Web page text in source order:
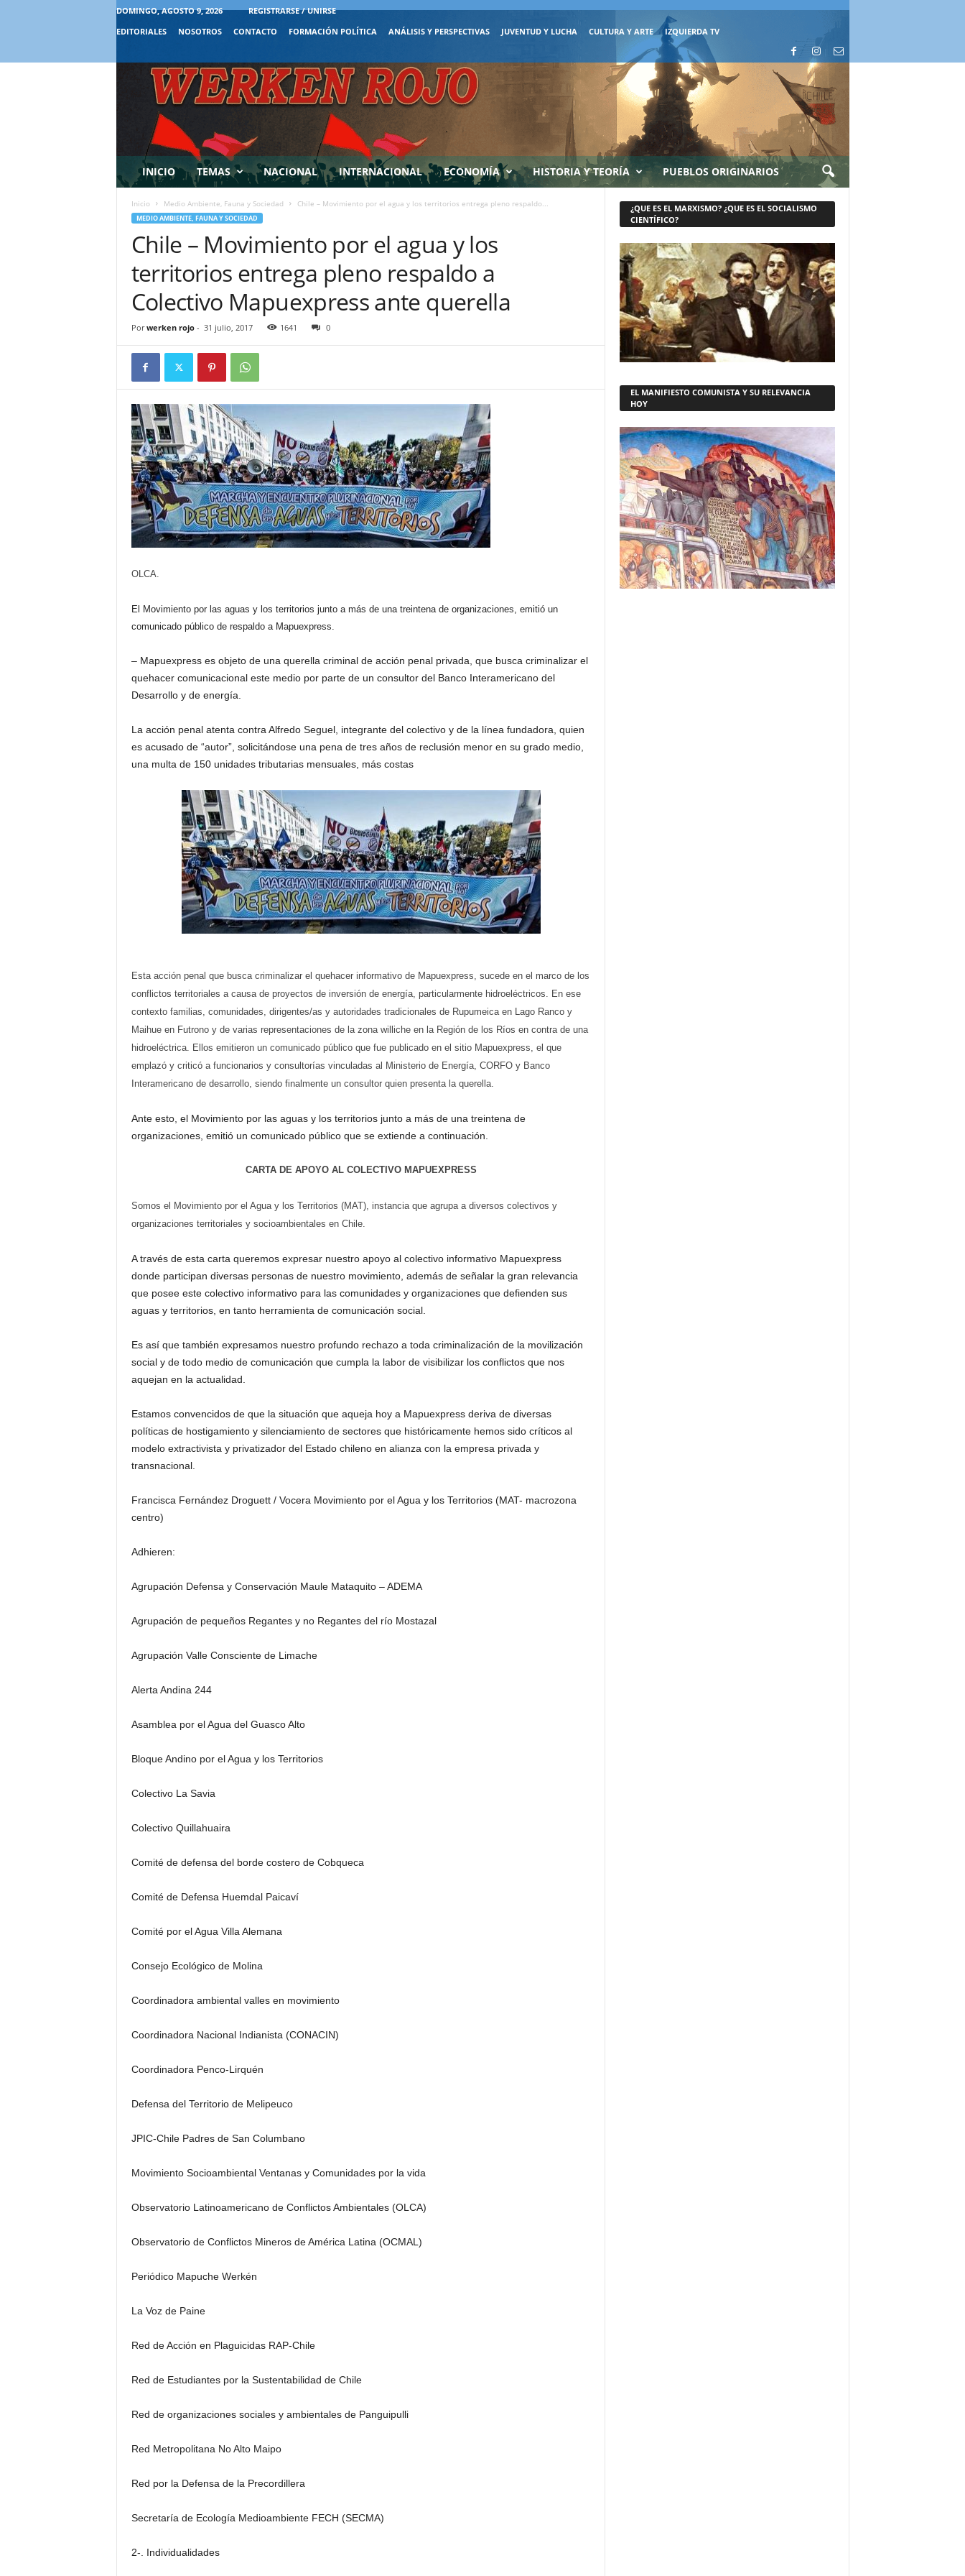
DOMINGO, AGOSTO 9, 2026
REGISTRARSE / UNIRSE
EDITORIALES
NOSOTROS CONTACTO FORMACIÓN POLÍTICA ANÁLISIS Y PERSPECTIVAS JUVENTUD Y LUCHA CULTURA Y ARTE IZQUIERDA TV
INICIO TEMAS NACIONAL INTERNACIONAL ECONOMÍA HISTORIA Y TEORÍA PUEBLOS ORIGINARIOS
Inicio Medio Ambiente, Fauna y Sociedad Chile – Movimiento por el agua y los territorios entrega pleno respaldo...
MEDIO AMBIENTE, FAUNA Y SOCIEDAD
Chile – Movimiento por el agua y los
territorios entrega pleno respaldo a
Colectivo Mapuexpress ante querella
Por werken rojo- 31 julio, 2017 1641 0
OLCA.
El Movimiento por las aguas y los territorios junto a más de una treintena de organizaciones, emitió un
comunicado público de respaldo a Mapuexpress.
– Mapuexpress es objeto de una querella criminal de acción penal privada, que busca criminalizar el
quehacer comunicacional este medio por parte de un consultor del Banco Interamericano del
Desarrollo y de energía.
La acción penal atenta contra Alfredo Seguel, integrante del colectivo y de la línea fundadora, quien
es acusado de “autor”, solicitándose una pena de tres años de reclusión menor en su grado medio,
una multa de 150 unidades tributarias mensuales, más costas
Esta acción penal que busca criminalizar el quehacer informativo de Mapuexpress, sucede en el marco de los
conflictos territoriales a causa de proyectos de inversión de energía, particularmente hidroeléctricos. En ese
contexto familias, comunidades, dirigentes/as y autoridades tradicionales de Rupumeica en Lago Ranco y
Maihue en Futrono y de varias representaciones de la zona williche en la Región de los Ríos en contra de una
hidroeléctrica. Ellos emitieron un comunicado público que fue publicado en el sitio Mapuexpress, el que
emplazó y criticó a funcionarios y consultorías vinculadas al Ministerio de Energía, CORFO y Banco
Interamericano de desarrollo, siendo finalmente un consultor quien presenta la querella.
Ante esto, el Movimiento por las aguas y los territorios junto a más de una treintena de
organizaciones, emitió un comunicado público que se extiende a continuación.
CARTA DE APOYO AL COLECTIVO MAPUEXPRESS
Somos el Movimiento por el Agua y los Territorios (MAT), instancia que agrupa a diversos colectivos y
organizaciones territoriales y socioambientales en Chile.
A través de esta carta queremos expresar nuestro apoyo al colectivo informativo Mapuexpress
donde participan diversas personas de nuestro movimiento, además de señalar la gran relevancia
que posee este colectivo informativo para las comunidades y organizaciones que defienden sus
aguas y territorios, en tanto herramienta de comunicación social.
Es así que también expresamos nuestro profundo rechazo a toda criminalización de la movilización
social y de todo medio de comunicación que cumpla la labor de visibilizar los conflictos que nos
aquejan en la actualidad.
Estamos convencidos de que la situación que aqueja hoy a Mapuexpress deriva de diversas
políticas de hostigamiento y silenciamiento de sectores que históricamente hemos sido críticos al
modelo extractivista y privatizador del Estado chileno en alianza con la empresa privada y
transnacional.
Francisca Fernández Droguett / Vocera Movimiento por el Agua y los Territorios (MAT- macrozona
centro)
Adhieren:
Agrupación Defensa y Conservación Maule Mataquito – ADEMA
Agrupación de pequeños Regantes y no Regantes del río Mostazal
Agrupación Valle Consciente de Limache
Alerta Andina 244
Asamblea por el Agua del Guasco Alto
Bloque Andino por el Agua y los Territorios
Colectivo La Savia
Colectivo Quillahuaira
Comité de defensa del borde costero de Cobqueca
Comité de Defensa Huemdal Paicaví
Comité por el Agua Villa Alemana
Consejo Ecológico de Molina
Coordinadora ambiental valles en movimiento
Coordinadora Nacional Indianista (CONACIN)
Coordinadora Penco-Lirquén
Defensa del Territorio de Melipeuco
JPIC-Chile Padres de San Columbano
Movimiento Socioambiental Ventanas y Comunidades por la vida
Observatorio Latinoamericano de Conflictos Ambientales (OLCA)
Observatorio de Conflictos Mineros de América Latina (OCMAL)
Periódico Mapuche Werkén
La Voz de Paine
Red de Acción en Plaguicidas RAP-Chile
Red de Estudiantes por la Sustentabilidad de Chile
Red de organizaciones sociales y ambientales de Panguipulli
Red Metropolitana No Alto Maipo
Red por la Defensa de la Precordillera
Secretaría de Ecología Medioambiente FECH (SECMA)
2-. Individualidades
¿QUE ES EL MARXISMO? ¿QUE ES EL SOCIALISMO
CIENTÍFICO?
EL MANIFIESTO COMUNISTA Y SU RELEVANCIA
HOY